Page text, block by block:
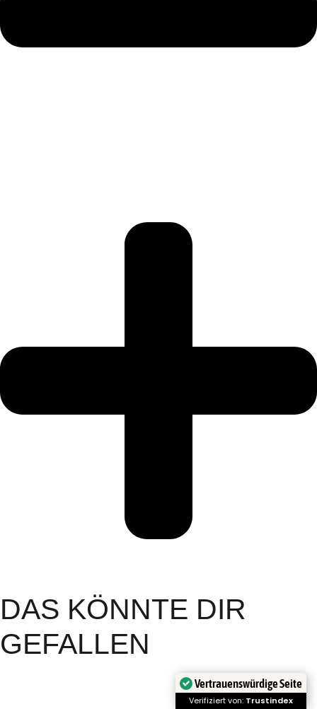
DAS KÖNNTE DIR
GEFALLEN
Vertrauenswürdige Seite
Verifiziert von: Trustindex